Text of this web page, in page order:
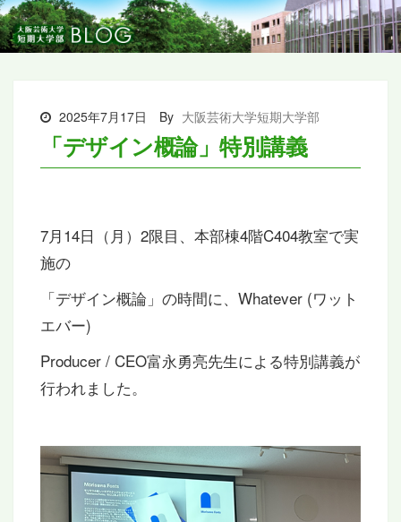
2025年7月17日 By 大阪芸術大学短期大学部
「デザイン概論」特別講義
7月14日（月）2限目、本部棟4階C404教室で実
施の
「デザイン概論」の時間に、Whatever (ワット
エバー)
Producer / CEO富永勇亮先生による特別講義が
行われました。